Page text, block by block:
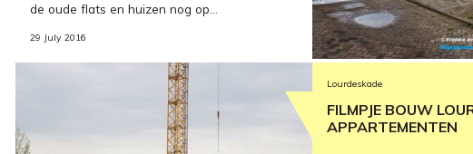
de oude flats en huizen nog op...
29 July 2016
Lourdeskade
FILMPJE BOUW
APPARTEMENTEN